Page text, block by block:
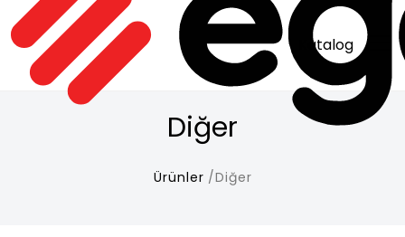
Katalog
Diğer
Ürünler Diğer